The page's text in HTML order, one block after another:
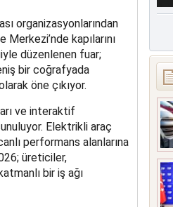
organizasyonlarından
kapılarını
düzenlenen fuar;
bir coğrafyada
öne çıkıyor.
ve interaktif
Elektrikli araç
performans alanlarına
üreticiler,
bir iş ağı